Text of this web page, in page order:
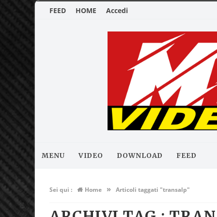
FEED HOME Accedi
MENU VIDEO DOWNLOAD FEED
Sei qui : Home » Articoli taggati "transalp"